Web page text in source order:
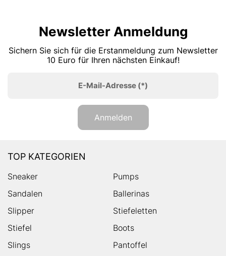
Newsletter Anmeldung
Sichern Sie sich für die Erstanmeldung zum Newsletter
10 Euro für Ihren nächsten Einkauf!
E-Mail-Adresse (*)
Anmelden
TOP KATEGORIEN
Sneaker
Pumps
Sandalen
Ballerinas
Slipper
Stiefeletten
Stiefel
Boots
Slings
Pantoffel